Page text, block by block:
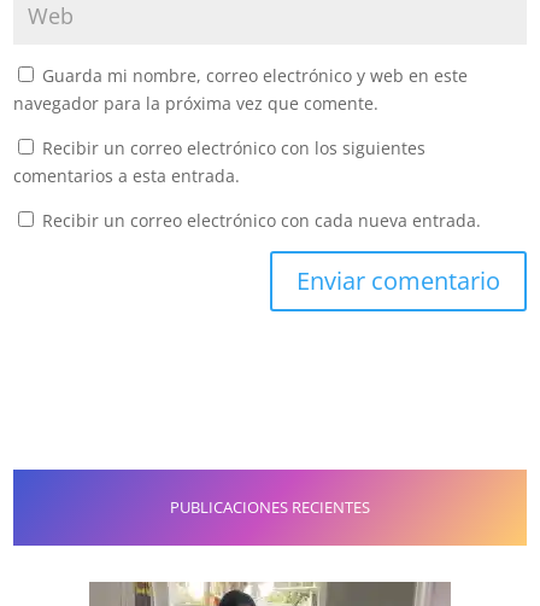
Guarda mi nombre, correo electrónico y web en este
navegador para la próxima vez que comente.
Recibir un correo electrónico con los siguientes
comentarios a esta entrada.
Recibir un correo electrónico con cada nueva entrada.
PUBLICACIONES RECIENTES